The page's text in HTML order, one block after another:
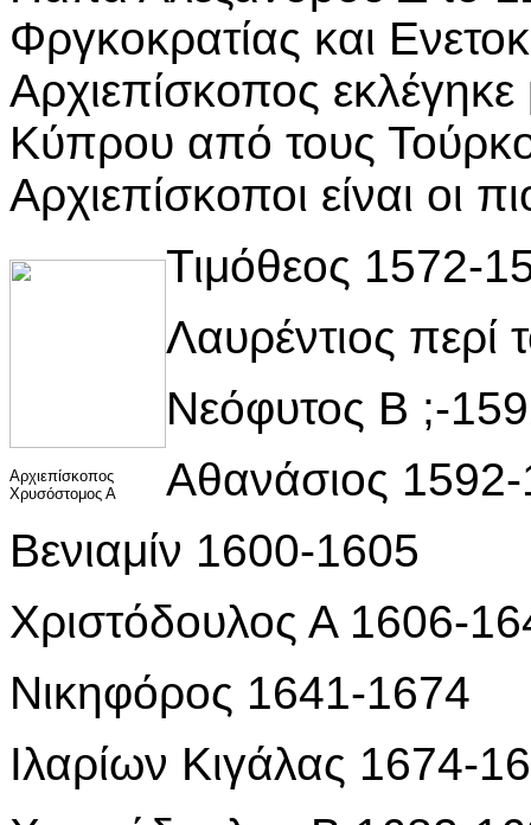
Φργκοκρατίας και
Αρχιεπίσκοπος
Κύπρου από τους
Αρχιεπίσκοποι είναι οι
Αρχιεπίσκοπος
Χρυσόστομος Α
Τιμόθεος 1572-
Λαυρέντιος περί
Νεόφυτος Β ;-
Αθανάσιος
Βενιαμίν 1600-1605
Χριστόδουλος Α 1606-
Νικηφόρος 1641-1674
Ιλαρίων Κιγάλας 1674-